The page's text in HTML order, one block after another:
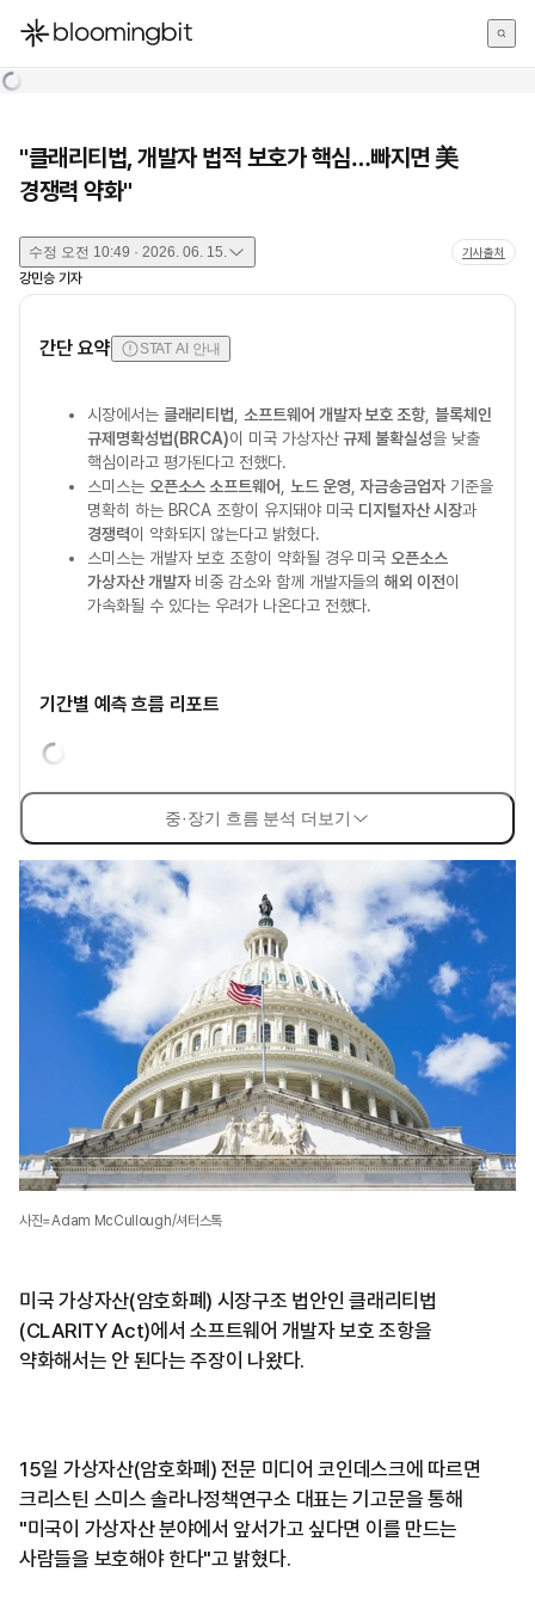
한국어
"클래리티법, 개발자 법적 보호가 핵심…빠지면 美
경쟁력 약화"
수정 오전 10:49 · 2026. 06. 15. 기사출처
강민승 기자
간단 요약 STAT AI 안내
시장에서는 클래리티법 소프트웨어 개발자 보호 조항 블록체인
규제명확성법(BRCA)이 미국 가상자산규제 불확실성을 낮출
핵심이라고 평가된다고 전했다.
스미스는 오픈소스 소프트웨어 노드 운영 ,자금송금업자기준을
명확히 하는 BRCA 조항이 유지돼야 미국 디지털자산 시장과
경쟁력이 약화되지 않는다고 밝혔다.
스미스는 개발자 보호 조항이 약화될 경우 미국 오픈소스
가상자산 개발자비중 감소와 함께 개발자들의해외 이전이
가속화될 수 있다는 우려가 나온다고 전했다.
기간별 예측 흐름 리포트
중·장기 흐름 분석 더보기
사진=Adam McCullough/셔터스톡
미국 가상자산(암호화폐) 시장구조 법안인 클래리티법
(CLARITY Act)에서 소프트웨어 개발자 보호 조항을
약화해서는 안 된다는 주장이 나왔다.
15일 가상자산(암호화폐) 전문 미디어 코인데스크에 따르면
크리스틴 스미스 솔라나정책연구소 대표는 기고문을 통해
"미국이 가상자산 분야에서 앞서가고 싶다면 이를 만드는
사람들을 보호해야 한다"고 밝혔다.